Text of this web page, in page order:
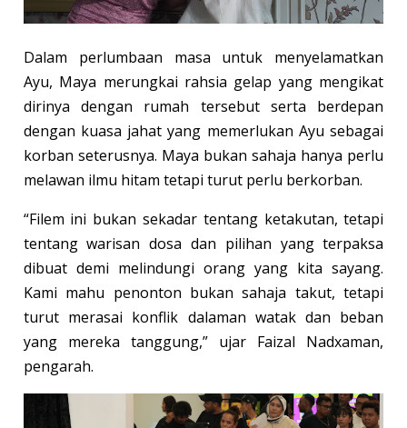
Dalam perlumbaan masa untuk menyelamatkan
Ayu, Maya merungkai rahsia gelap yang mengikat
dirinya dengan rumah tersebut serta berdepan
dengan kuasa jahat yang memerlukan Ayu sebagai
korban seterusnya. Maya bukan sahaja hanya perlu
melawan ilmu hitam tetapi turut perlu berkorban.
“Filem ini bukan sekadar tentang ketakutan, tetapi
tentang warisan dosa dan pilihan yang terpaksa
dibuat demi melindungi orang yang kita sayang.
Kami mahu penonton bukan sahaja takut, tetapi
turut merasai konflik dalaman watak dan beban
yang mereka tanggung,” ujar Faizal Nadxaman,
pengarah.